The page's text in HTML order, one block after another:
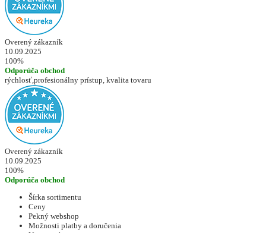
Overený zákazník
10.09.2025
100%
Odporúča obchod
rýchlosť,profesionálny prístup, kvalita tovaru
Overený zákazník
10.09.2025
100%
Odporúča obchod
Šírka sortimentu
Ceny
Pekný webshop
Možnosti platby a doručenia